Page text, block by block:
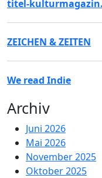
titel-
ZEICHEN & ZEITEN
We read Indie
Archiv
Juni 2026
Mai 2026
November 2025
Oktober 2025